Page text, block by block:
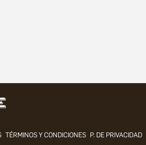
TÉRMINOS Y CONDICIONES P. DE PRIVACIDAD